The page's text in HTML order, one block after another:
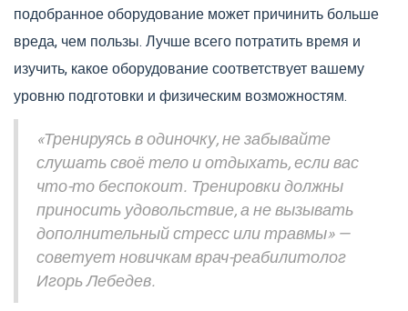
подобранное оборудование может причинить больше
вреда, чем пользы. Лучше всего потратить время и
изучить, какое оборудование соответствует вашему
уровню подготовки и физическим возможностям.
«Тренируясь в одиночку, не забывайте
слушать своё тело и отдыхать, если вас
что-то беспокоит. Тренировки должны
приносить удовольствие, а не вызывать
дополнительный стресс или травмы» —
советует новичкам врач-реабилитолог
Игорь Лебедев.